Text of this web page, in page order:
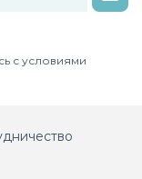
с условиями